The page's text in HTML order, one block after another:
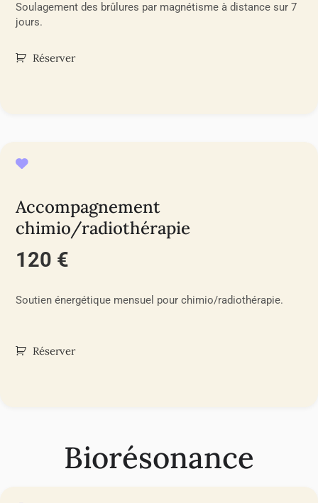
Soulagement des brûlures par magnétisme à distance sur 7
jours.
Réserver
Accompagnement
chimio/radiothérapie
120 €
Soutien énergétique mensuel pour chimio/radiothérapie.
Réserver
Biorésonance